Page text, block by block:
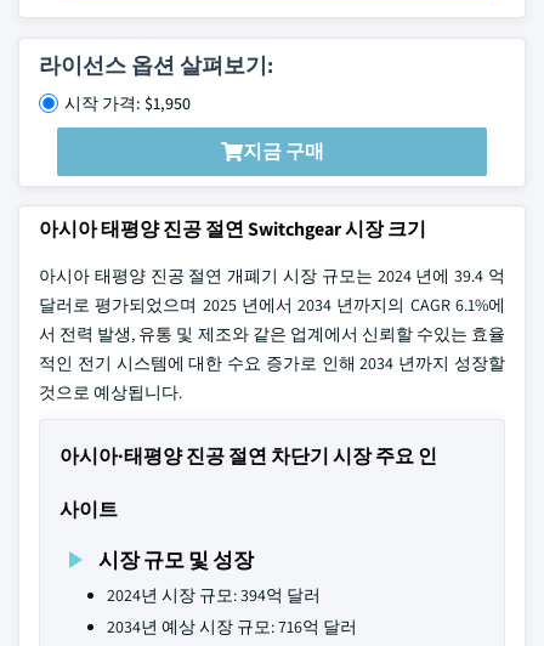
라이선스 옵션 살펴보기:
시작 가격: $1,950
지금 구매
아시아 태평양 진공 절연 Switchgear 시장 크기
아시아 태평양 진공 절연 개폐기 시장 규모는 2024 년에 39.4 억
달러로 평가되었으며 2025 년에서 2034 년까지의 CAGR 6.1%에
서 전력 발생, 유통 및 제조와 같은 업계에서 신뢰할 수있는 효율
적인 전기 시스템에 대한 수요 증가로 인해 2034 년까지 성장할
것으로 예상됩니다.
아시아·태평양 진공 절연 차단기 시장 주요 인
사이트
시장 규모 및 성장
2024년 시장 규모: 394억 달러
2034년 예상 시장 규모: 716억 달러